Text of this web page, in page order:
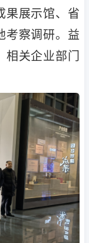
果展示馆、省
考察调研。益
相关企业部门